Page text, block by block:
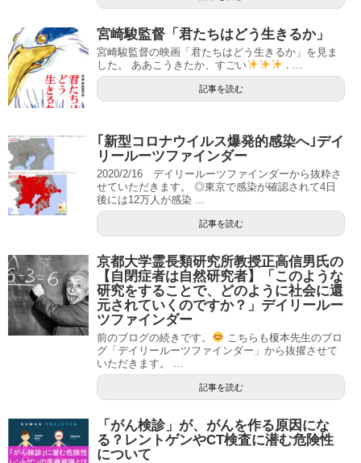
宮崎駿監督「君たちはどう生きるか」
宮崎駿監督の映画「君たちはどう生きるか」を見ま
した。 ああこうきたか、すごい
．...
記事を読む
｢新型コロナウイルス爆発的感染へ｣デイ
リールーツファインダー
2020/2/16 デイリールーツファインダーから抜粋さ
せていただきます。 ◎東京で感染が確認されて4日
後には12万人が感染 ...
記事を読む
京都大学霊長類研究所教授正高信男氏の
【自閉症者は自然研究者】「このような
研究をすることで、どのように社会に還
元されていくのですか？」デイリールー
ツファインダー
前のブログの続きです。
こちらも榎本先生のブロ
グ「デイリールーツファインダー」から抜擢させて
いただきます。 ...
記事を読む
「がん検診」が、がんを作る原因にな
る？レントゲンやCT検査に潜む危険性
について